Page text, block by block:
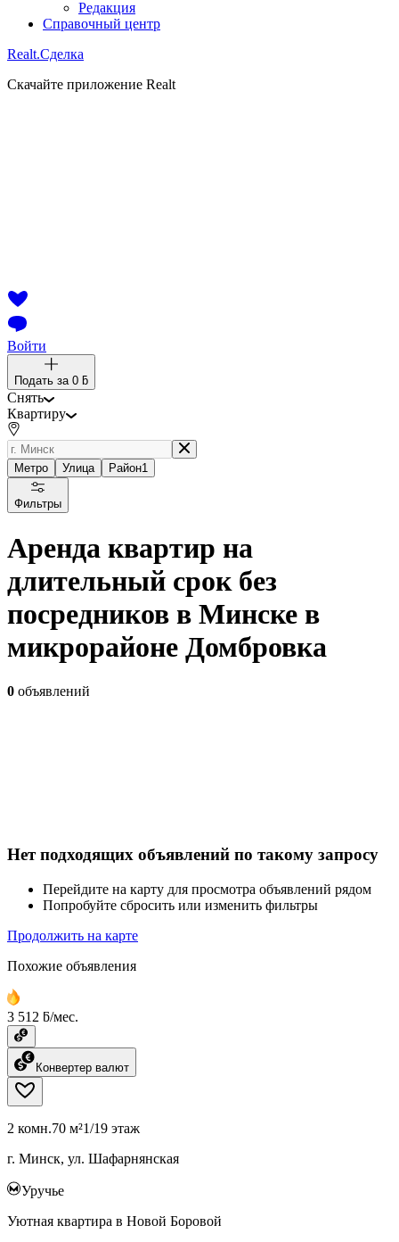
Редакция
Справочный центр
Realt.Сделка
Скачайте приложение Realt
Войти
Подать за 0 ƃ
Снять
Квартиру
Метро Улица Район1
Фильтры
Аренда квартир на
длительный срок без
посредников в Минске в
микрорайоне Домбровка
0 объявлений
Нет подходящих объявлений по такому запросу
Перейдите на карту для просмотра объявлений рядом
Попробуйте сбросить или изменить фильтры
Продолжить на карте
Похожие объявления
3 512 ƃ/мес.
Конвертер валют
2 комн.70 м²1/19 этаж
г. Минск, ул. Шафарнянская
Уручье
Уютная квартира в Новой Боровой